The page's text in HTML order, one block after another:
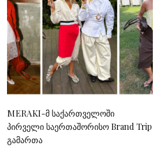
MERAKI-მ საქართველოში
პირველი საერთაშორისო Brand Trip
გამართა